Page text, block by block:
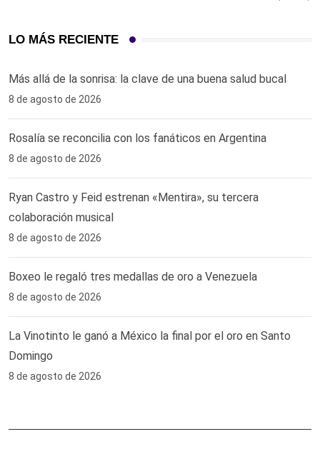
LO MÁS RECIENTE
Más allá de la sonrisa: la clave de una buena salud bucal
8 de agosto de 2026
Rosalía se reconcilia con los fanáticos en Argentina
8 de agosto de 2026
Ryan Castro y Feid estrenan «Mentira», su tercera
colaboración musical
8 de agosto de 2026
Boxeo le regaló tres medallas de oro a Venezuela
8 de agosto de 2026
La Vinotinto le ganó a México la final por el oro en Santo
Domingo
8 de agosto de 2026